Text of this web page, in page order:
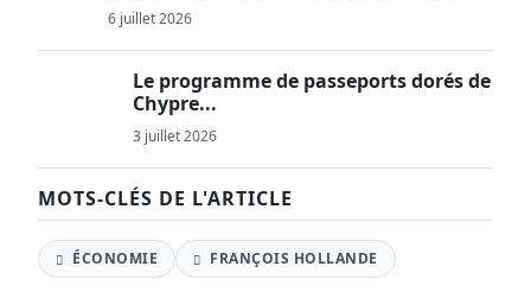
6 juillet 2026
Le programme de passeports dorés de
Chypre...
3 juillet 2026
MOTS-CLÉS DE L'ARTICLE
ÉCONOMIE FRANÇOIS HOLLANDE